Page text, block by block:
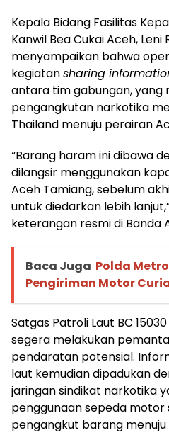
Kepala Bidang Fasilitas
Kanwil Bea Cukai Aceh, Leni
menyampaikan bahwa
kegiatansharing
antara tim gabungan, yang
pengangkutan narkotika
Thailand menuju perairan
“Barang haram ini dibawa
dilangsir menggunakan
Aceh Tamiang, sebelum
untuk diedarkan lebih
keterangan resmi di Banda
Baca Juga Polda
Pengiriman Motor
Satgas Patroli Laut BC
segera melakukan
pendaratan potensial.
laut kemudian dipadukan
jaringan sindikat narkotika
penggunaan sepeda motor
pengangkut barang